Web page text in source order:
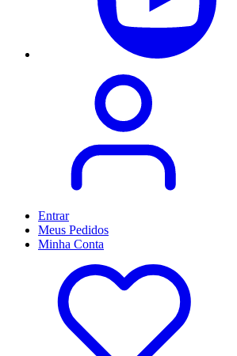
Entrar
Meus Pedidos
Minha Conta